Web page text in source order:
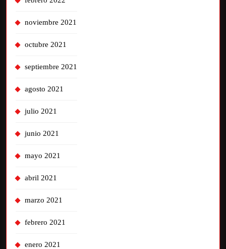
noviembre 2021
octubre 2021
septiembre 2021
agosto 2021
julio 2021
junio 2021
mayo 2021
abril 2021
marzo 2021
febrero 2021
enero 2021